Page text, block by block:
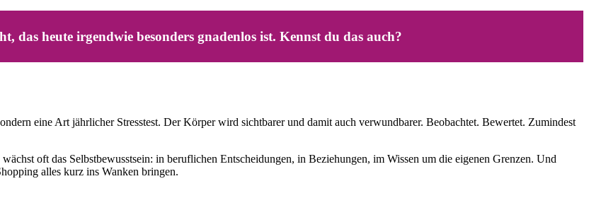
das heute irgendwie besonders gnadenlos ist. Kennst du das auch?
eine Art jährlicher Stresstest. Der Körper wird sichtbarer und damit auch verwundbarer. Beobachtet. Bewertet. Zumindest
oft das Selbstbewusstsein: in beruflichen Entscheidungen, in Beziehungen, im Wissen um die eigenen Grenzen. Und
alles kurz ins Wanken bringen.